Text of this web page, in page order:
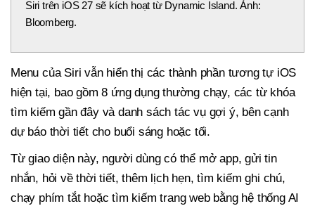
Siri trên iOS 27 sẽ kích hoạt từ Dynamic Island. Ảnh:
Bloomberg.
Menu của Siri vẫn hiển thị các thành phần tương tự iOS
hiện tại, bao gồm 8 ứng dụng thường chạy, các từ khóa
tìm kiếm gần đây và danh sách tác vụ gợi ý, bên cạnh
dự báo thời tiết cho buổi sáng hoặc tối.
Từ giao diện này, người dùng có thể mở app, gửi tin
nhắn, hỏi về thời tiết, thêm lịch hẹn, tìm kiếm ghi chú,
chạy phím tắt hoặc tìm kiếm trang web bằng hệ thống AI